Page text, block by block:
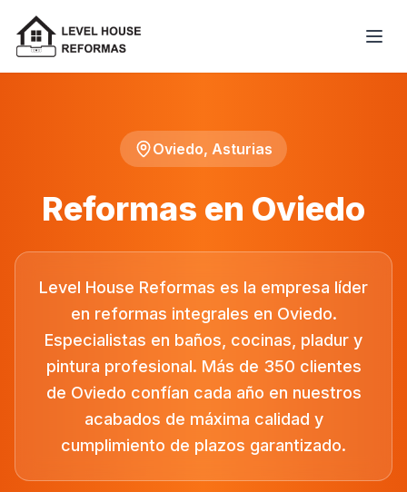
Oviedo, Asturias
Reformas en Oviedo
Level House Reformas es la empresa líder
en reformas integrales en Oviedo.
Especialistas en baños, cocinas, pladur y
pintura profesional. Más de 350 clientes
de Oviedo confían cada año en nuestros
acabados de máxima calidad y
cumplimiento de plazos garantizado.